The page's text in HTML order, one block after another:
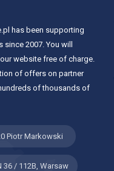
has been supporting
2007. You will
website free of charge.
of offers on partner
of thousands of
Piotr Markowski
36 / 112B, Warsaw